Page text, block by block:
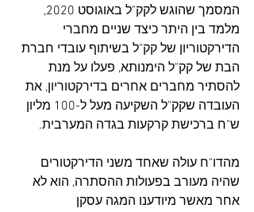
המסמך שהוגש לקק"ל באוגוסט 2020,
מלמד בין היתר כיצד שניים מחברי
הדירקטוריון של קק"ל בשיתוף עובדי חברת
הבת של קק"ל הימנותא, פעלו על מנת
להסתיר מחברים אחרים בדירקטוריון, את
העובדה שקק"ל השקיעה מעל ל-100 מליון
ש"ח ברכישת קרקעות בגדה המערבית.
מהדו"ח עולה שאחד משני הדירקטורים
שהיה מעורב בפעולות ההסתרה, הוא לא
אחר מאשר מיודענו המגה עסקן